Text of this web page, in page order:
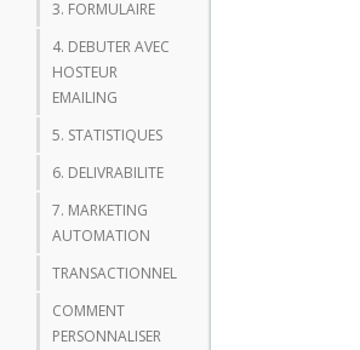
3. FORMULAIRE
4. DEBUTER AVEC
HOSTEUR
EMAILING
5. STATISTIQUES
6. DELIVRABILITE
7. MARKETING
AUTOMATION
TRANSACTIONNEL
COMMENT
PERSONNALISER